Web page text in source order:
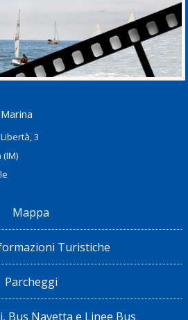
3
Mappa
Turistiche
Parcheggi
Bus Navetta e Linee Bus